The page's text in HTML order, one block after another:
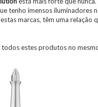
tenho imensos iluminadores
marcas, têm uma relação
todos estes produtos no